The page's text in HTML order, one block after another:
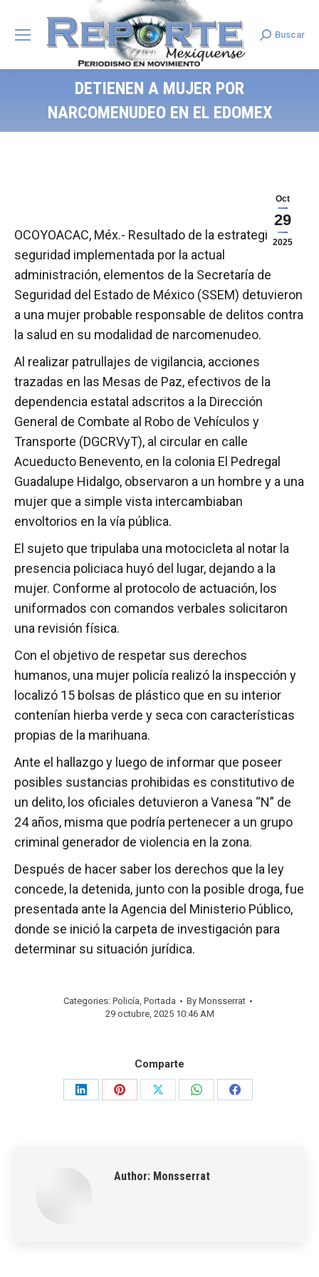
Search:
Buscar
DETIENEN A MUJER POR
NARCOMENUDEO EN EL EDOMEX
Oct
29
2025
OCOYOACAC, Méx.- Resultado de la estrategia de
seguridad implementada por la actual
administración, elementos de la Secretaría de
Seguridad del Estado de México (SSEM) detuvieron
a una mujer probable responsable de delitos contra
la salud en su modalidad de narcomenudeo.
Al realizar patrullajes de vigilancia, acciones
trazadas en las Mesas de Paz, efectivos de la
dependencia estatal adscritos a la Dirección
General de Combate al Robo de Vehículos y
Transporte (DGCRVyT), al circular en calle
Acueducto Benevento, en la colonia El Pedregal
Guadalupe Hidalgo, observaron a un hombre y a una
mujer que a simple vista intercambiaban
envoltorios en la vía pública.
El sujeto que tripulaba una motocicleta al notar la
presencia policiaca huyó del lugar, dejando a la
mujer. Conforme al protocolo de actuación, los
uniformados con comandos verbales solicitaron
una revisión física.
Con el objetivo de respetar sus derechos
humanos, una mujer policía realizó la inspección y
localizó 15 bolsas de plástico que en su interior
contenían hierba verde y seca con características
propias de la marihuana.
Ante el hallazgo y luego de informar que poseer
posibles sustancias prohibidas es constitutivo de
un delito, los oficiales detuvieron a Vanesa “N” de
24 años, misma que podría pertenecer a un grupo
criminal generador de violencia en la zona.
Después de hacer saber los derechos que la ley
concede, la detenida, junto con la posible droga, fue
presentada ante la Agencia del Ministerio Público,
donde se inició la carpeta de investigación para
determinar su situación jurídica.
Categories: Policía, Portada By Monsserrat
29 octubre, 2025 10:46 AM
Comparte
Share
Share
Share
Share
Share
Author: Monsserrat